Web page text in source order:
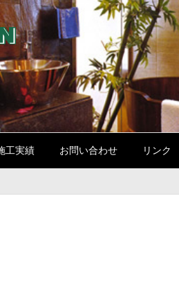
工実績 お問い合わせ リンク